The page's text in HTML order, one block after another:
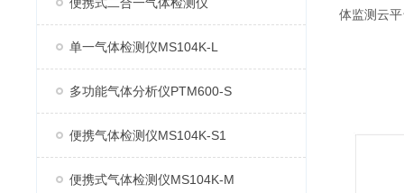
单一气体检测仪MS104K-L
多功能气体分析仪PTM600-S
便携气体检测仪MS104K-S1
便携式气体检测仪MS104K-M
体监测云